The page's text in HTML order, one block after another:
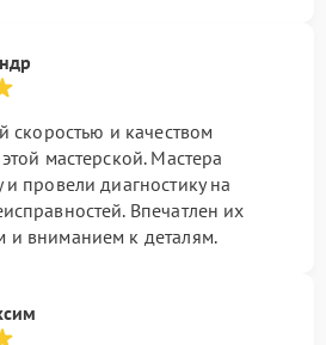
скоростью и качеством
мастерской. Мастера
провели диагностику на
Впечатлен их
и вниманием к деталям.